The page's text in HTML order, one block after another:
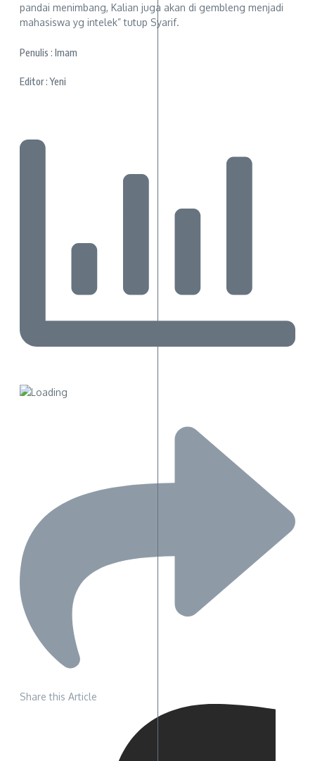
pandai menimbang, Kalian juga akan di gembleng menjadi
mahasiswa yg intelek” tutup Syarif.
Penulis : Imam
Editor : Yeni
Share this Article